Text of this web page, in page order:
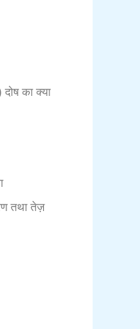
का क्या
तथा तेज़